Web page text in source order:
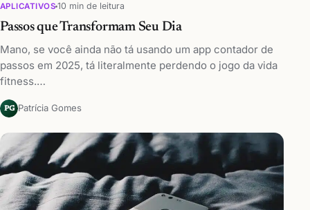
APLICATIVOS 10 min de leitura
Passos que Transformam Seu Dia
Mano, se você ainda não tá usando um app contador de
passos em 2025, tá literalmente perdendo o jogo da vida
fitness.…
PG Patrícia Gomes